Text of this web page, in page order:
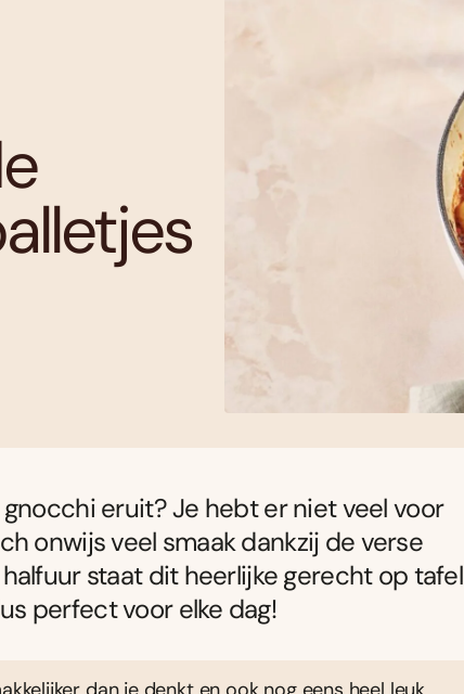
eruit? Je hebt er niet veel voor
onwijs veel smaak dankzij de verse
staat dit heerlijke gerecht op tafel
perfect voor elke dag!